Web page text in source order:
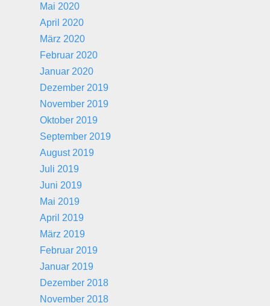
Mai 2020
April 2020
März 2020
Februar 2020
Januar 2020
Dezember 2019
November 2019
Oktober 2019
September 2019
August 2019
Juli 2019
Juni 2019
Mai 2019
April 2019
März 2019
Februar 2019
Januar 2019
Dezember 2018
November 2018